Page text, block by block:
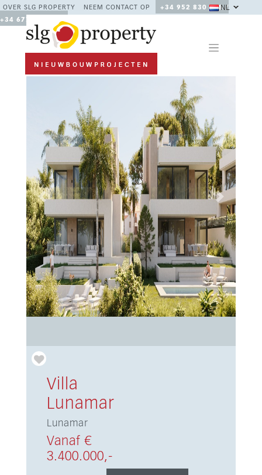
OVER SLG PROPERTY NEEM CONTACT OP
+34 952 830 378 /
+34 677 670 480
NL
Previous Next
Villa
Lunamar
Lunamar
Vanaf €
3.400.000,-